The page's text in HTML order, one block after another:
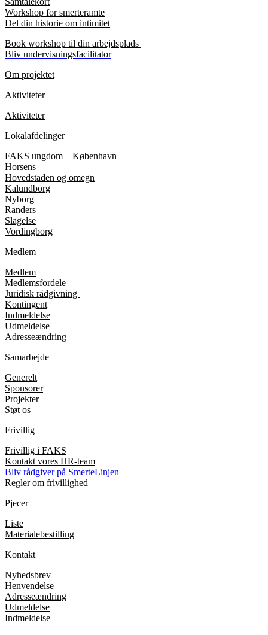
Workshop for smerteramte
Del din historie om intimitet
Book workshop til din arbejdsplads
Bliv undervisningsfacilitator
Om projektet
Aktiviteter
Aktiviteter
Lokalafdelinger
FAKS ungdom – København
Horsens
Hovedstaden og omegn
Kalundborg
Nyborg
Randers
Slagelse
Vordingborg
Medlem
Medlem
Medlemsfordele
Juridisk rådgivning
Kontingent
Indmeldelse
Udmeldelse
Adresseændring
Samarbejde
Generelt
Sponsorer
Projekter
Støt os
Frivillig
Frivillig i FAKS
Kontakt vores HR-team
Bliv rådgiver på SmerteLinjen
Regler om frivillighed
Pjecer
Liste
Materialebestilling
Kontakt
Nyhedsbrev
Henvendelse
Adresseændring
Udmeldelse
Indmeldelse